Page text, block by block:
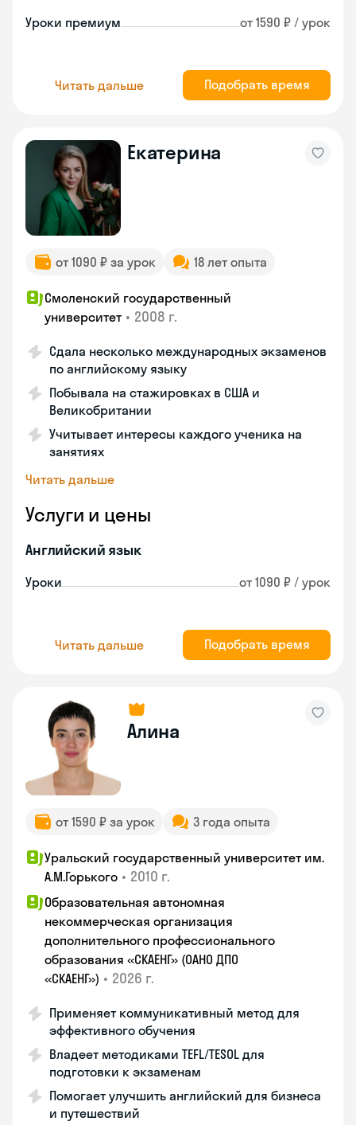
Уроки премиум от 1590 ₽ / урок
Читать дальше Подобрать время
Екатерина
от 1090 ₽ за урок 18 лет опыта
Смоленский государственный
университет • 2008 г.
Сдала несколько международных экзаменов
по английскому языку
Побывала на стажировках в США и
Великобритании
Учитывает интересы каждого ученика на
занятиях
Читать дальше
Услуги и цены
Английский язык
Уроки от 1090 ₽ / урок
Читать дальше Подобрать время
Алина
от 1590 ₽ за урок 3 года опыта
Уральский государственный университет им.
А.М.Горького • 2010 г.
Образовательная автономная
некоммерческая организация
дополнительного профессионального
образования «СКАЕНГ» (ОАНО ДПО
«СКАЕНГ») • 2026 г.
Применяет коммуникативный метод для
эффективного обучения
Владеет методиками TEFL/TESOL для
подготовки к экзаменам
Помогает улучшить английский для бизнеса
и путешествий